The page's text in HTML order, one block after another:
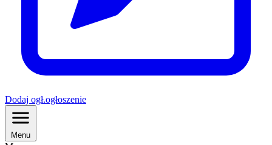
Dodaj ogł.ogłoszenie
Menu